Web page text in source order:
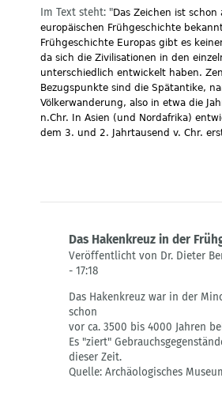
auf
Krietik
von
Gast
Im Text steht: "Das Zeichen ist
europäischen Frühgeschichte
Frühgeschichte Europas gibt es
da sich die Zivilisationen in den
unterschiedlich entwickelt haben.
Bezugspunkte sind die Spätantike,
Völkerwanderung, also in etwa die
n.Chr. In Asien (und Nordafrika)
dem 3. und 2. Jahrtausend v. Chr.
Das Hakenkreuz in der
Veröffentlicht von Dr. Dieter
- 17:18
auf
Hier
steht`s
von
Die
Landeszentrale
Das Hakenkreuz war in der
schon
vor ca. 3500 bis 4000 Jahren
Es "ziert"
dieser Zeit.
Quelle: Archäologisches